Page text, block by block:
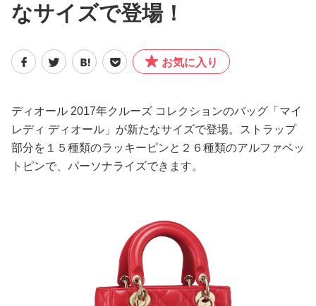
DRESS部活
ライフスタイル
ファッション
恋愛/結婚/離婚
ワークスタイル
妊娠/出産/家族
なサイズで登場！
お気に入り
ディオール 2017年クルーズ コレクションのバッグ「マイ
レディ ディオール」が新たなサイズで登場。ストラップ
部分を１５種類のラッキーピンと２６種類のアルファベッ
トピンで、パーソナライズできます。